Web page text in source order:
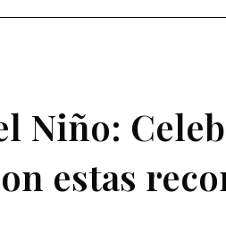
Niño:
estas